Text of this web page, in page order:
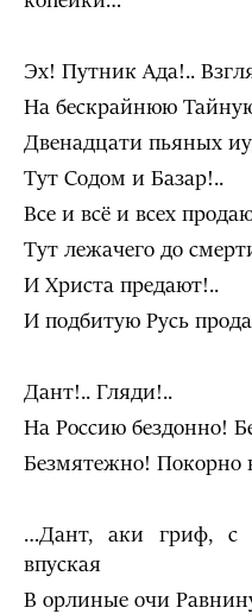
Эх! Путник Ада!..
На бескрайнюю
Двенадцати пьяных
Тут Содом и Базар!..
Все и всё и всех
Тут лежачего до
И Христа предают!..
И подбитую Русь
Дант!.. Гляди!..
На Россию бездонно!
Безмятежно!
…Дант, аки гриф, с
впуская
В орлиные очи